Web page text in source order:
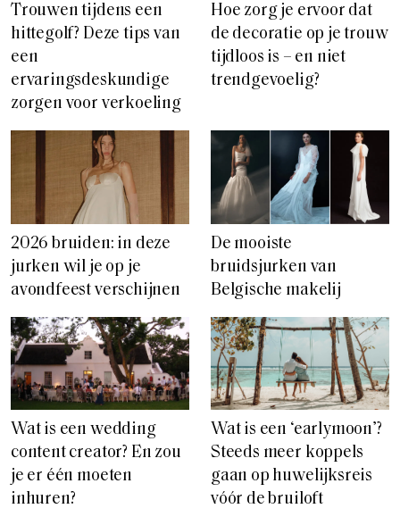
Trouwen tijdens een
hittegolf? Deze tips van
een
ervaringsdeskundige
zorgen voor verkoeling
Hoe zorg je ervoor dat
de decoratie op je trouw
tijdloos is – en niet
trendgevoelig?
2026 bruiden: in deze
jurken wil je op je
avondfeest verschijnen
De mooiste
bruidsjurken van
Belgische makelij
Wat is een wedding
content creator? En zou
je er één moeten
inhuren?
Wat is een ‘earlymoon’?
Steeds meer koppels
gaan op huwelijksreis
vóór de bruiloft